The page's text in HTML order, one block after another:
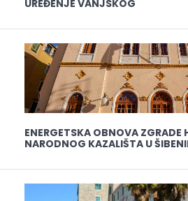
UREĐENJE VANJSKOG
ENERGETSKA OBNOVA ZGRADE
NARODNOG KAZALIŠTA U